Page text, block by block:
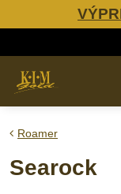
Roamer
Searock